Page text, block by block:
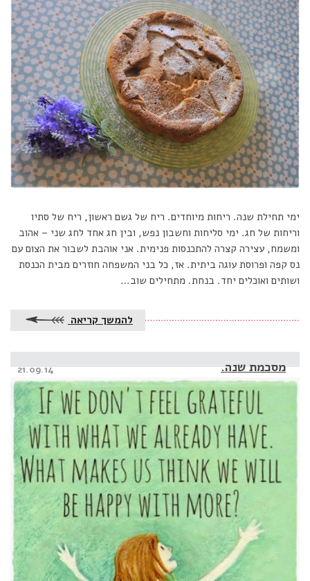
ימי תחילת שנה. ריחות מיוחדים. ריח של גשם ראשון, ריח של סתיו
וריחות של חג. ימי סליחות וחשבון נפש, ובין חג אחד לחג שני – אהוב
ומשמח, עצירה קצרה להתכנסות פנימית. אני אוהבת לשבור את הצום עם
נס קפה ופרוסת עוגה ביתית. אז, כל בני המשפחה חוזרים מבית הכנסת
ושותים ואוכלים יחד. בנחת. מתחילים שוב…
להמשך קריאה
מסכמת שנה. Posted
on
21.09.14